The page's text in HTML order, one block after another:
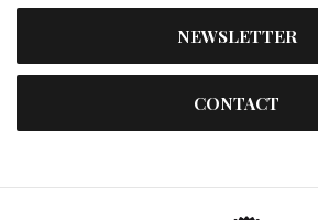
NEWSLETTER
CONTACT